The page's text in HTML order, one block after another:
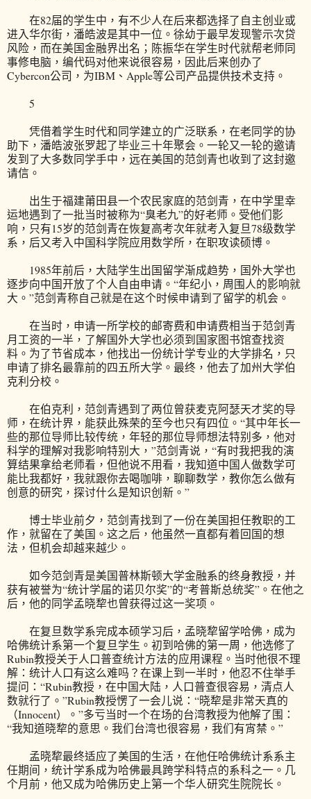
在82届的学生中，有不少人在后来都选择了自主创业或
进入华尔街，潘皓波是其中一位。徐幼于最早发现警示次贷
风险，而在美国金融界出名；陈振华在学生时代就帮老师同
事修电脑，编代码对他来说很容易，因此后来创办了
Cybercon公司，为IBM、Apple等公司产品提供技术支持。
5
凭借着学生时代和同学建立的广泛联系，在老同学的协
助下，潘皓波张罗起了毕业三十年聚会。一轮又一轮的邀请
发到了大多数同学手中，远在美国的范剑青也收到了这封邀
请信。
出生于福建莆田县一个农民家庭的范剑青，在中学里幸
运地遇到了一批当时被称为“臭老九”的好老师。受他们影
响，只有15岁的范剑青在恢复高考次年就考入复旦78级数学
系，后又考入中国科学院应用数学所，在职攻读硕博。
1985年前后，大陆学生出国留学渐成趋势，国外大学也
逐步向中国开放了个人自由申请。“年纪小，周围人的影响就
大。”范剑青称自己就是在这个时候申请到了留学的机会。
在当时，申请一所学校的邮寄费和申请费相当于范剑青
月工资的一半，了解国外大学也必须到国家图书馆查找资
料。为了节省成本，他找出一份统计学专业的大学排名，只
申请了排名最靠前的四五所大学。最终，他去了加州大学伯
克利分校。
在伯克利，范剑青遇到了两位曾获麦克阿瑟天才奖的导
师，在统计界，能获此殊荣的至今也只有四位。“其中年长一
些的那位导师比较传统，年轻的那位导师想法特别多，他对
科学的理解对我影响特别大，”范剑青说，“有时我把我的演
算结果拿给老师看，但他说不用看，我知道中国人做数学可
能比我都好，我就跟你去喝咖啡，聊聊数学，教你怎么做有
创意的研究，探讨什么是知识创新。”
博士毕业前夕，范剑青找到了一份在美国担任教职的工
作，就留在了美国。这之后，他虽然一直都有着回国的想
法，但机会却越来越少。
如今范剑青是美国普林斯顿大学金融系的终身教授，并
获有被誉为“统计学届的诺贝尔奖”的“考普斯总统奖”。在他之
后，他的同学孟晓犂也曾获得过这一奖项。
在复旦数学系完成本硕学习后，孟晓犂留学哈佛，成为
哈佛统计系第一个复旦学生。初到哈佛的第一周，他选修了
Rubin教授关于人口普查统计方法的应用课程。当时他很不理
解：统计人口有这么难吗？在课上到一半时，他忍不住举手
提问：“Rubin教授，在中国大陆，人口普查很容易，清点人
数就行了。”Rubin教授愣了一会儿说：“晓犂是非常天真的
（Innocent）。”多亏当时一个在场的台湾教授为他解了围：
“我知道晓犂的意思。我们台湾也很容易，我们有宵禁。”
孟晓犂最终适应了美国的生活，在他任哈佛统计系系主
任期间，统计学系成为哈佛最具跨学科特点的系科之一。几
个月前，他又成为哈佛历史上第一个华人研究生院院长。